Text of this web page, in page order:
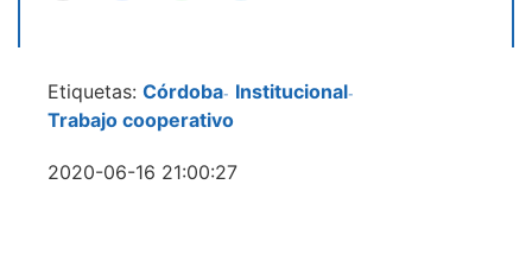
Etiquetas: Córdoba- Institucional-
Trabajo cooperativo
2020-06-16 21:00:27